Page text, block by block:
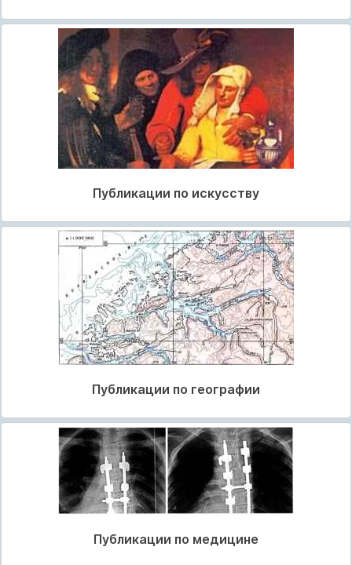
Публикации по искусству
Публикации по географии
Публикации по медицине